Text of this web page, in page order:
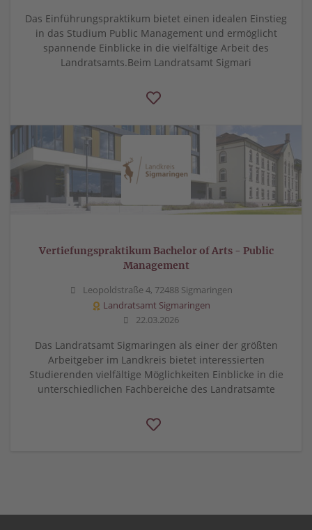
Das Einführungspraktikum bietet einen idealen Einstieg
in das Studium Public Management und ermöglicht
spannende Einblicke in die vielfältige Arbeit des
Landratsamts.Beim Landratsamt Sigmari
Vertiefungspraktikum Bachelor of Arts - Public
Management
Leopoldstraße 4, 72488 Sigmaringen
Landratsamt Sigmaringen
22.03.2026
Das Landratsamt Sigmaringen als einer der größten
Arbeitgeber im Landkreis bietet interessierten
Studierenden vielfältige Möglichkeiten Einblicke in die
unterschiedlichen Fachbereiche des Landratsamte